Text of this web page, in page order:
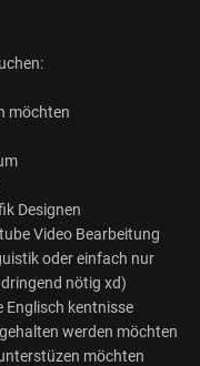
möchten
Designen
Video Bearbeitung
oder einfach nur
nötig xd)
Englisch kentnisse
werden möchten
möchten